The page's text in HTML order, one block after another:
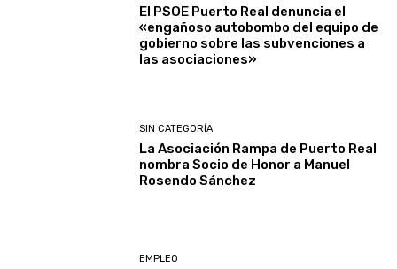
El PSOE Puerto Real denuncia el
«engañoso autobombo del equipo de
gobierno sobre las subvenciones a
las asociaciones»
SIN CATEGORÍA
La Asociación Rampa de Puerto Real
nombra Socio de Honor a Manuel
Rosendo Sánchez
EMPLEO